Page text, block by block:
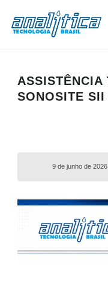
ASSISTÊNCIA
SONOSITE
9 de junho de 2026